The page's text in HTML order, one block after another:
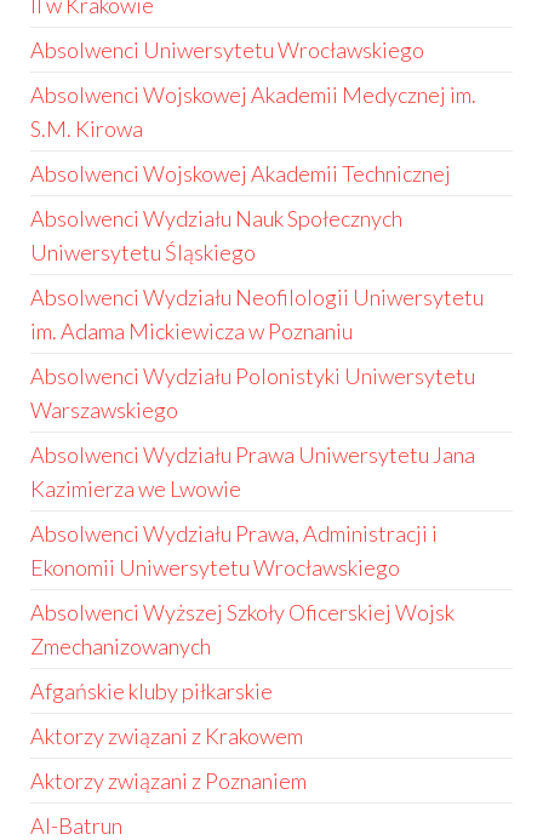
Absolwenci Uniwersytetu Wrocławskiego
Absolwenci Wojskowej Akademii Medycznej im.
S.M. Kirowa
Absolwenci Wojskowej Akademii Technicznej
Absolwenci Wydziału Nauk Społecznych
Uniwersytetu Śląskiego
Absolwenci Wydziału Neofilologii Uniwersytetu
im. Adama Mickiewicza w Poznaniu
Absolwenci Wydziału Polonistyki Uniwersytetu
Warszawskiego
Absolwenci Wydziału Prawa Uniwersytetu Jana
Kazimierza we Lwowie
Absolwenci Wydziału Prawa, Administracji i
Ekonomii Uniwersytetu Wrocławskiego
Absolwenci Wyższej Szkoły Oficerskiej Wojsk
Zmechanizowanych
Afgańskie kluby piłkarskie
Aktorzy związani z Krakowem
Aktorzy związani z Poznaniem
Al-Batrun